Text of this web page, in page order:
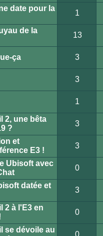
date pour la
1
de la
13
ça 3
3
1
2, une bêta
?
3
et
E3 !
3
Ubisoft avec
0
datée et
3
2 à l'E3 en
0
se dévoile au
0